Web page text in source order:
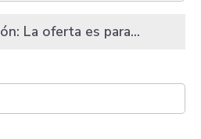
La oferta es para...